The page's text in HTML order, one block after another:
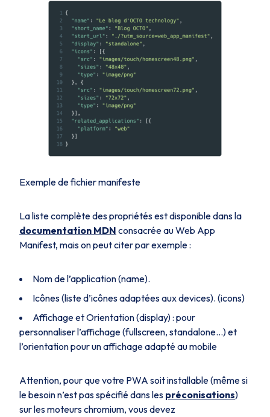
Exemple de fichier manifeste
La liste complète des propriétés est disponible dans la
documentation MDN consacrée au Web App
Manifest, mais on peut citer par exemple :
Nom de l’application (name).
Icônes (liste d’icônes adaptées aux devices). (icons)
Affichage et Orientation (display) : pour
personnaliser l’affichage (fullscreen, standalone…) et
l’orientation pour un affichage adapté au mobile
Attention, pour que votre PWA soit installable (même si
le besoin n’est pas spécifié dans les préconisations)
sur les moteurs chromium, vous devez